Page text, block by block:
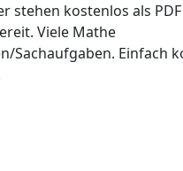
stehen kostenlos als
Viele Mathe
Sachaufgaben. Einfach